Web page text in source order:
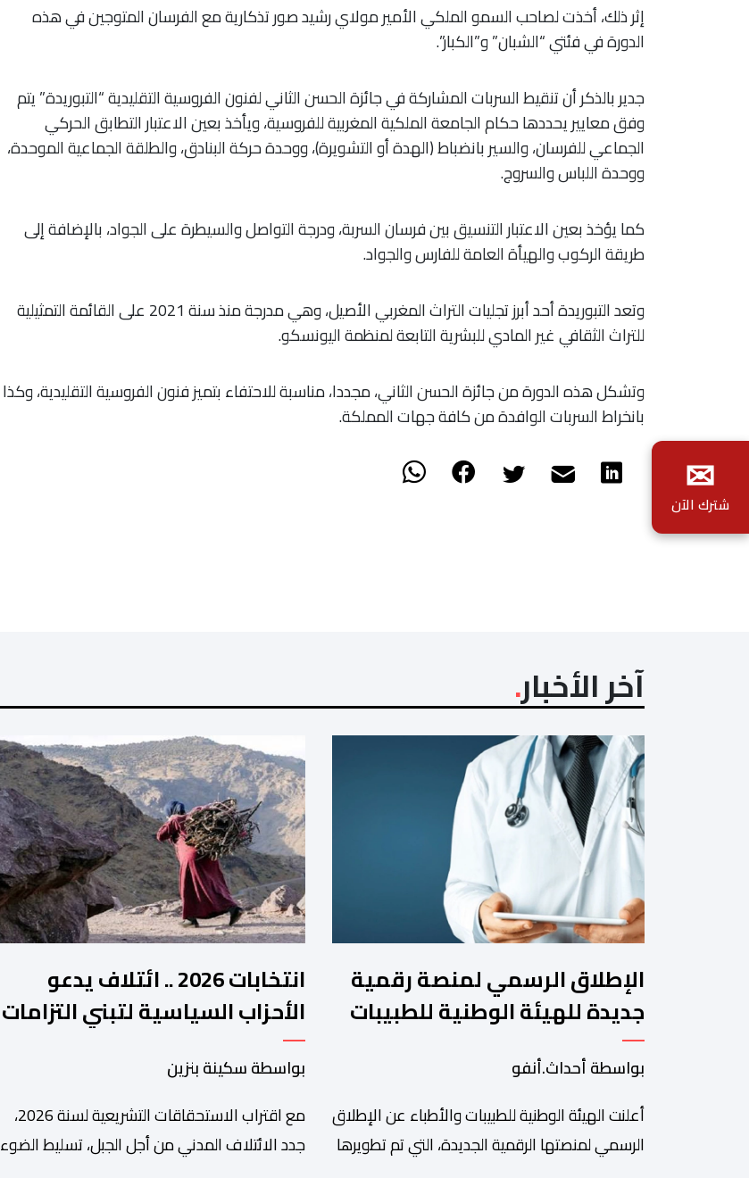
إثر ذلك، أخذت لصاحب السمو الملكي الأمير مولاي رشيد صور تذكارية مع الفرسان المتوجين في هذه
الدورة في فئتي “الشبان” و”الكبار”.
جدير بالذكر أن تنقيط السربات المشاركة في جائزة الحسن الثاني لفنون الفروسية التقليدية “التبوريدة” يتم
وفق معايير يحددها حكام الجامعة الملكية المغربية للفروسية، ويأخذ بعين الاعتبار التطابق الحركي
الجماعي للفرسان، والسير بانضباط (الهدة أو التشويرة)، ووحدة حركة البنادق، والطلقة الجماعية الموحدة،
ووحدة اللباس والسروج.
كما يؤخذ بعين الاعتبار التنسيق بين فرسان السربة، ودرجة التواصل والسيطرة على الجواد، بالإضافة إلى
طريقة الركوب والهيأة العامة للفارس والجواد.
وتعد التبوريدة أحد أبرز تجليات التراث المغربي الأصيل، وهي مدرجة منذ سنة 2021 على القائمة التمثيلية
للتراث الثقافي غير المادي للبشرية التابعة لمنظمة اليونسكو.
وتشكل هذه الدورة من جائزة الحسن الثاني، مجددا، مناسبة للاحتفاء بتميز فنون الفروسية التقليدية، وكذا
بانخراط السربات الوافدة من كافة جهات المملكة.
آخر الأخبار
الإطلاق الرسمي لمنصة رقمية
جديدة للهيئة الوطنية للطبيبات
والأطباء
بواسطة أحداث.أنفو
أعلنت الهيئة الوطنية للطبيبات والأطباء عن الإطلاق
الرسمي لمنصتها الرقمية الجديدة، التي تم تطويرها
انتخابات 2026 .. ائتلاف يدعو
الأحزاب السياسية لتبني التزامات
واضحة تجاه المناطق الجبلية
بواسطة سكينة بنزين
مع اقتراب الاستحقاقات التشريعية لسنة 2026،
جدد الائتلاف المدني من أجل الجبل، تسليط الضوء
✉
شترك الآن